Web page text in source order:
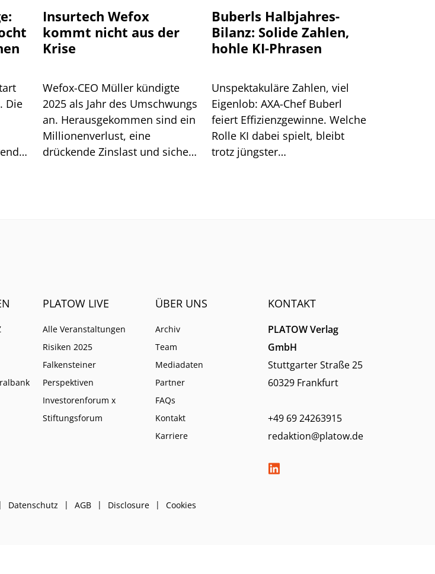
Die
Insurtech Wefox
kommt nicht aus der
Krise
Wefox-CEO Müller kündigte
2025 als Jahr des Umschwungs
an. Herausgekommen sind ein
Millionenverlust, eine
drückende Zinslast und sicher
Buberls Halbjahres-
Bilanz: Solide Zahlen,
hohle KI-Phrasen
Unspektakuläre Zahlen, viel
Eigenlob: AXA-Chef Buberl
feiert Effizienzgewinne. Welche
Rolle KI dabei spielt, bleibt
trotz jüngster
PLATOW LIVE
Alle Veranstaltungen
Risiken 2025
Falkensteiner
Perspektiven
Investorenforum x
Stiftungsforum
ÜBER UNS
Archiv
Team
Mediadaten
Partner
FAQs
Kontakt
Karriere
KONTAKT
PLATOW Verlag
GmbH
Stuttgarter Straße 25
60329 Frankfurt
+49 69 24263915
redaktion@platow.de
Datenschutz AGB Disclosure Cookies